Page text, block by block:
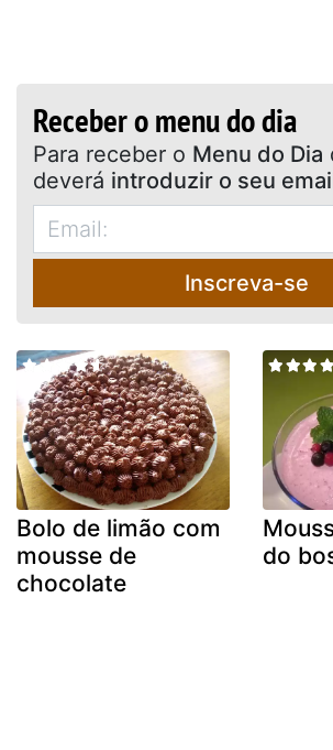
Receber o menu do dia
Para receber o Menu do Dia
deverá introduzir o seu
Inscreva-se
Bolo de limão com
mousse de
chocolate
do